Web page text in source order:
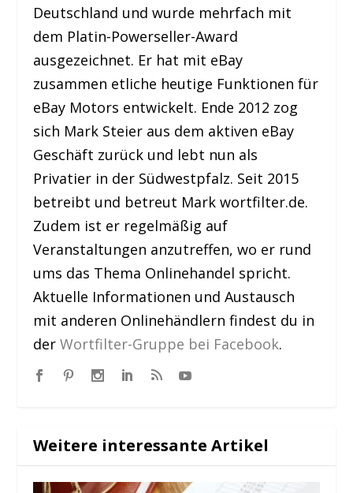
Deutschland und wurde mehrfach mit
dem Platin-Powerseller-Award
ausgezeichnet. Er hat mit eBay
zusammen etliche heutige Funktionen für
eBay Motors entwickelt. Ende 2012 zog
sich Mark Steier aus dem aktiven eBay
Geschäft zurück und lebt nun als
Privatier in der Südwestpfalz. Seit 2015
betreibt und betreut Mark wortfilter.de.
Zudem ist er regelmäßig auf
Veranstaltungen anzutreffen, wo er rund
ums das Thema Onlinehandel spricht.
Aktuelle Informationen und Austausch
mit anderen Onlinehändlern findest du in
derWortfilter-Gruppe bei Facebook.
Weitere interessante Artikel